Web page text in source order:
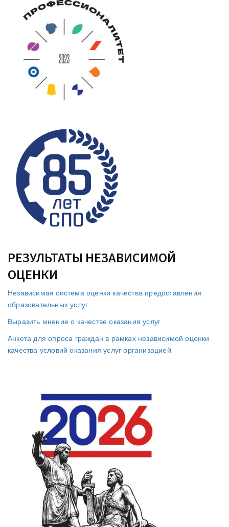
РЕЗУЛЬТАТЫ НЕЗАВИСИМОЙ
ОЦЕНКИ
Независимая система оценки качества предоставления
образовательных услуг
Выразить мнение о качестве оказания услуг
Анкета для опроса граждан в рамках независимой оценки
качества условий оказания услуг организацией